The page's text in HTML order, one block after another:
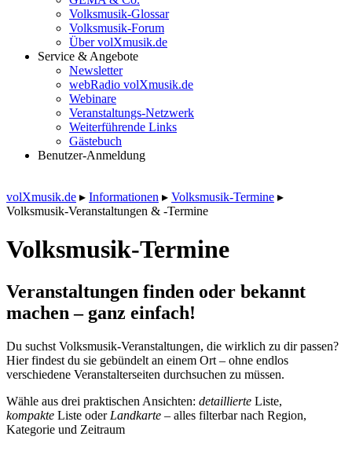
Volksmusik-Glossar
Volksmusik-Forum
Über volXmusik.de
Service & Angebote
Newsletter
webRadio volXmusik.de
Webinare
Veranstaltungs-Netzwerk
Weiterführende Links
Gästebuch
Benutzer-Anmeldung
volXmusik.de ▸ Informationen ▸ Volksmusik-Termine ▸
Volksmusik-Veranstaltungen & -Termine
Volksmusik-Termine
Veranstaltungen finden oder bekannt
machen – ganz einfach!
Du suchst Volksmusik-Veranstaltungen, die wirklich zu dir passen?
Hier findest du sie gebündelt an einem Ort – ohne endlos
verschiedene Veranstalterseiten durchsuchen zu müssen.
Wähle aus drei praktischen Ansichten: detaillierte Liste,
kompakte Liste oder Landkarte – alles filterbar nach Region,
Kategorie und Zeitraum